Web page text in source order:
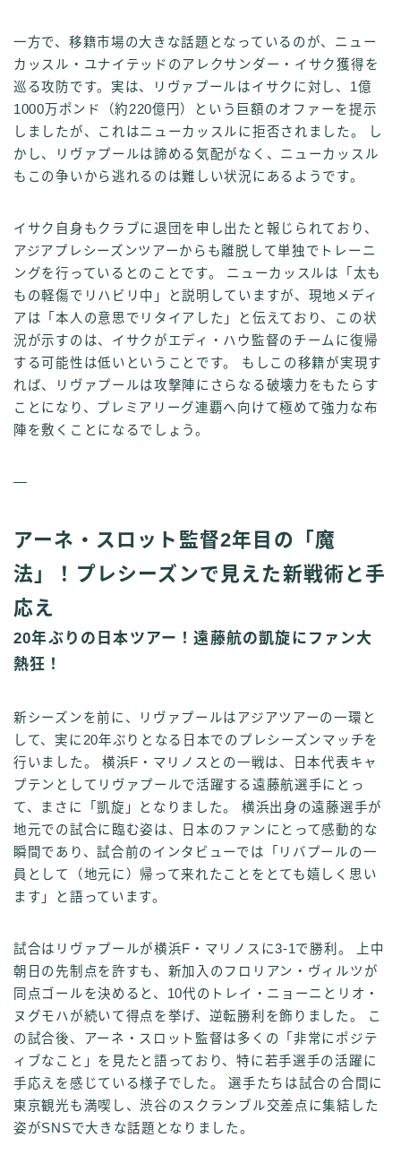
一方で、移籍市場の大きな話題となっているのが、ニュー
カッスル・ユナイテッドのアレクサンダー・イサク獲得を
巡る攻防です。実は、リヴァプールはイサクに対し、1億
1000万ポンド（約220億円）という巨額のオファーを提示
しましたが、これはニューカッスルに拒否されました。 し
かし、リヴァプールは諦める気配がなく、ニューカッスル
もこの争いから逃れるのは難しい状況にあるようです。
イサク自身もクラブに退団を申し出たと報じられており、
アジアプレシーズンツアーからも離脱して単独でトレーニ
ングを行っているとのことです。 ニューカッスルは「太も
もの軽傷でリハビリ中」と説明していますが、現地メディ
アは「本人の意思でリタイアした」と伝えており、この状
況が示すのは、イサクがエディ・ハウ監督のチームに復帰
する可能性は低いということです。 もしこの移籍が実現す
れば、リヴァプールは攻撃陣にさらなる破壊力をもたらす
ことになり、プレミアリーグ連覇へ向けて極めて強力な布
陣を敷くことになるでしょう。
—
アーネ・スロット監督2年目の「魔
法」！プレシーズンで見えた新戦術と手
応え
20年ぶりの日本ツアー！遠藤航の凱旋にファン大
熱狂！
新シーズンを前に、リヴァプールはアジアツアーの一環と
して、実に20年ぶりとなる日本でのプレシーズンマッチを
行いました。 横浜F・マリノスとの一戦は、日本代表キャ
プテンとしてリヴァプールで活躍する遠藤航選手にとっ
て、まさに「凱旋」となりました。 横浜出身の遠藤選手が
地元での試合に臨む姿は、日本のファンにとって感動的な
瞬間であり、試合前のインタビューでは「リバプールの一
員として（地元に）帰って来れたことをとても嬉しく思い
ます」と語っています。
試合はリヴァプールが横浜F・マリノスに3-1で勝利。 上中
朝日の先制点を許すも、新加入のフロリアン・ヴィルツが
同点ゴールを決めると、10代のトレイ・ニョーニとリオ・
ヌグモハが続いて得点を挙げ、逆転勝利を飾りました。 こ
の試合後、アーネ・スロット監督は多くの「非常にポジテ
ィブなこと」を見たと語っており、特に若手選手の活躍に
手応えを感じている様子でした。 選手たちは試合の合間に
東京観光も満喫し、渋谷のスクランブル交差点に集結した
姿がSNSで大きな話題となりました。